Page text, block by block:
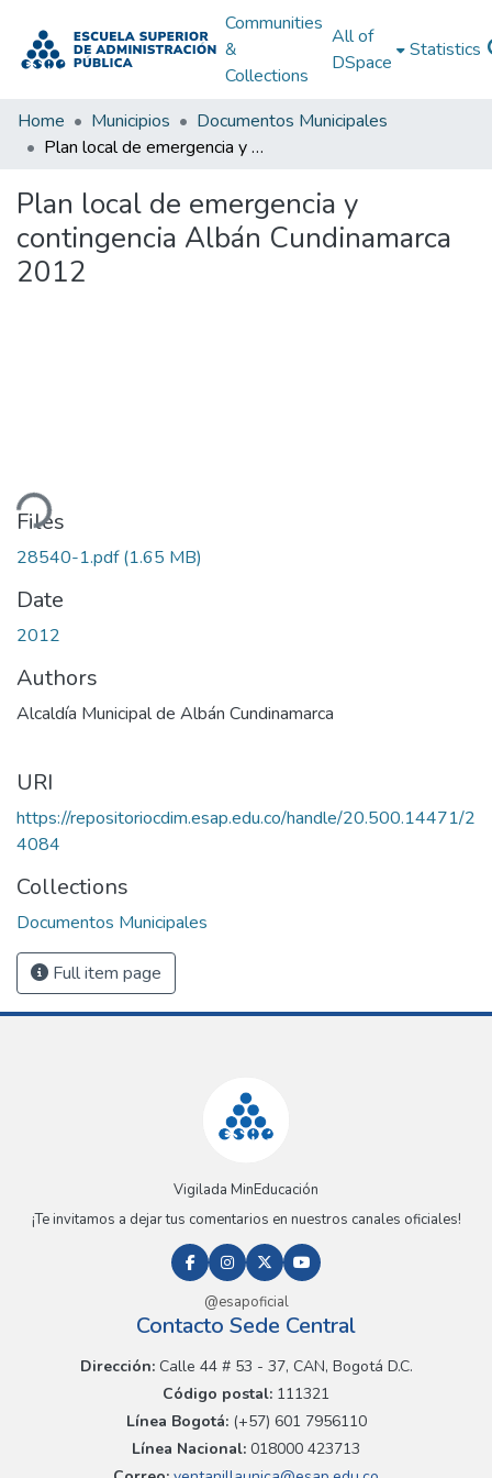
Communities
&
Collections
All of
DSpace
Statistics
Home Municipios
Documentos Municipales
Plan local de emergencia y contingencia Albán Cundinamarca 2012
Plan local de emergencia y
contingencia Albán Cundinamarca
2012
Files
28540-1.pdf(1.65 MB)
Date
2012
Authors
Alcaldía Municipal de Albán Cundinamarca
URI
https://repositoriocdim.esap.edu.co/handle/20.500.14471/2
4084
Collections
Documentos Municipales
Full item page
Vigilada MinEducación
¡Te invitamos a dejar tus comentarios en nuestros canales oficiales!
@esapoficial
Contacto Sede Central
Dirección:Calle 44 # 53 - 37, CAN, Bogotá D.C.
Código postal: 111321
Línea Bogotá:(+57) 601 7956110
Línea Nacional: 018000 423713